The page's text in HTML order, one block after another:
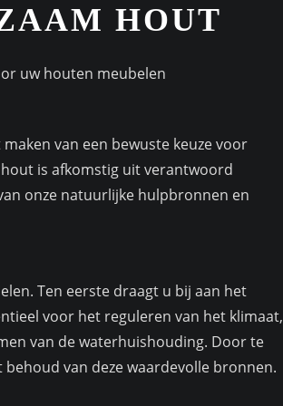
HOUT
uw houten meubelen
van een bewuste keuze voor
is afkomstig uit verantwoord
onze natuurlijke hulpbronnen en
Ten eerste draagt u bij aan het
voor het reguleren van het klimaat,
van de waterhuishouding. Door te
van deze waardevolle bronnen.